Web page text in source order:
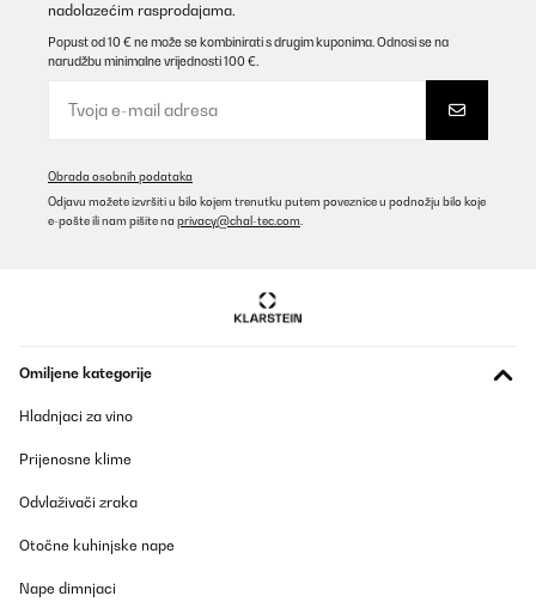
nadolazećim rasprodajama.
Popust od 10 € ne može se kombinirati s drugim kuponima. Odnosi se na
narudžbu minimalne vrijednosti 100 €.
Obrada osobnih podataka
Odjavu možete izvršiti u bilo kojem trenutku putem poveznice u podnožju bilo koje
e-pošte ili nam pišite na privacy@chal-tec.com
Omiljene kategorije
Hladnjaci za vino
Prijenosne klime
Odvlaživači zraka
Otočne kuhinjske nape
Nape dimnjaci